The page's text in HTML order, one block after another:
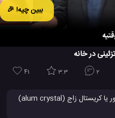
ببین چیه! 🎉
در خانه
41 3.3 2
و تولید یک بلور یا کریستال زاج (alum crystal)
آلوم یا همان زاج بسیار